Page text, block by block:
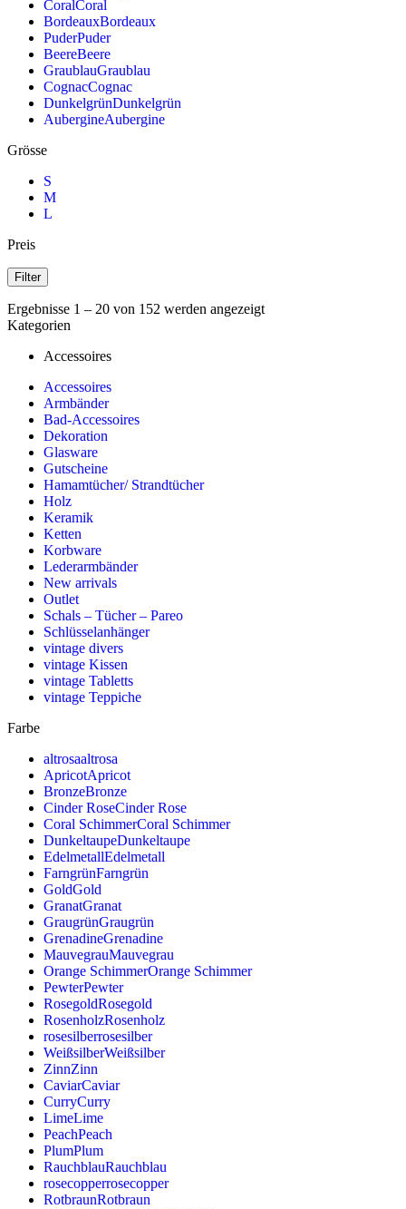
CoralCoral
BordeauxBordeaux
PuderPuder
BeereBeere
GraublauGraublau
CognacCognac
DunkelgrünDunkelgrün
AubergineAubergine
Grösse
S
M
L
Preis
Filter
Ergebnisse 1 – 20 von 152 werden angezeigt
Kategorien
Accessoires
Accessoires
Armbänder
Bad-Accessoires
Dekoration
Glasware
Gutscheine
Hamamtücher/ Strandtücher
Holz
Keramik
Ketten
Korbware
Lederarmbänder
New arrivals
Outlet
Schals – Tücher – Pareo
Schlüsselanhänger
vintage divers
vintage Kissen
vintage Tabletts
vintage Teppiche
Farbe
altrosaaltrosa
ApricotApricot
BronzeBronze
Cinder RoseCinder Rose
Coral SchimmerCoral Schimmer
DunkeltaupeDunkeltaupe
EdelmetallEdelmetall
FarngrünFarngrün
GoldGold
GranatGranat
GraugrünGraugrün
GrenadineGrenadine
MauvegrauMauvegrau
Orange SchimmerOrange Schimmer
PewterPewter
RosegoldRosegold
RosenholzRosenholz
rosesilberrosesilber
WeißsilberWeißsilber
ZinnZinn
CaviarCaviar
CurryCurry
LimeLime
PeachPeach
PlumPlum
RauchblauRauchblau
rosecopperrosecopper
RotbraunRotbraun